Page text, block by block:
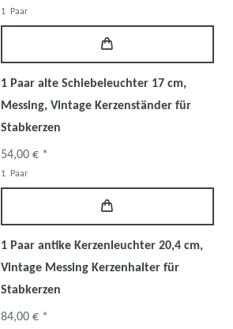
1 Paar
1 Paar alte Schiebeleuchter 17 cm,
Messing, Vintage Kerzenständer für
Stabkerzen
54,00 € *
1 Paar
1 Paar antike Kerzenleuchter 20,4 cm,
Vintage Messing Kerzenhalter für
Stabkerzen
84,00 € *